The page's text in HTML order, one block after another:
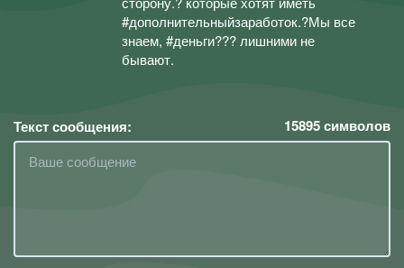
#дополнительныйзаработoк.?Мы все
знаем, #деньги??? лишними не
бывают.
Текст сообщения: 15895символов